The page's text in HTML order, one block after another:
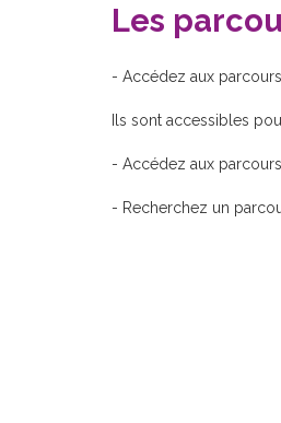
Les
- Accédez aux
Ils sont accessibles
- Accédez aux
- Recherchez un